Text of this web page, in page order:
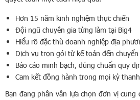
Hơn 15 năm kinh nghiệm thực chiến
Đội ngũ chuyên gia từng làm tại Big4
Hiểu rõ đặc thù doanh nghiệp địa
Dịch vụ trọn gói từ kế toán đến chuyển
Báo cáo minh bạch, đúng chuẩn quy
Cam kết đồng hành trong mọi kỳ
Bạn đang phân vân lựa chọn đơn vị cung